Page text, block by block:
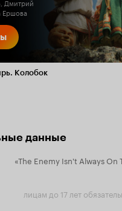
Дмитрий
Ершова
Колобок
данные
«The Enemy Isn't Always On
лицам до 17 лет